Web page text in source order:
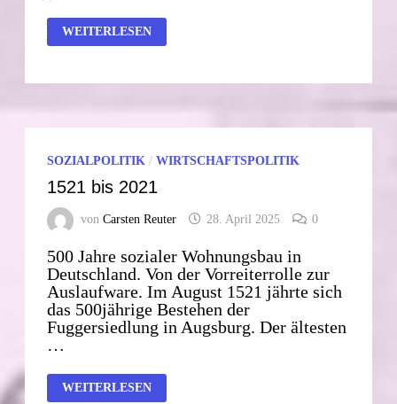
HESSISCHE
HUMANWIRTSCHAFTLER
WEITERLESEN
SOZIALPOLITIK /WIRTSCHAFTSPOLITIK
1521 bis 2021
vonCarsten Reuter 28. April 2025 0
500 Jahre sozialer Wohnungsbau in
Deutschland. Von der Vorreiterrolle zur
Auslaufware. Im August 1521 jährte sich
das 500jährige Bestehen der
Fuggersiedlung in Augsburg. Der ältesten
…
1521
BIS
WEITERLESEN